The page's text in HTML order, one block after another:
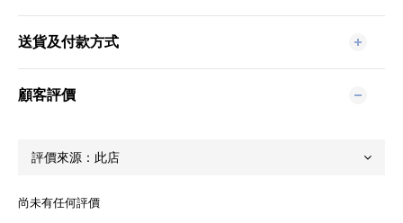
送貨及付款方式
顧客評價
尚未有任何評價